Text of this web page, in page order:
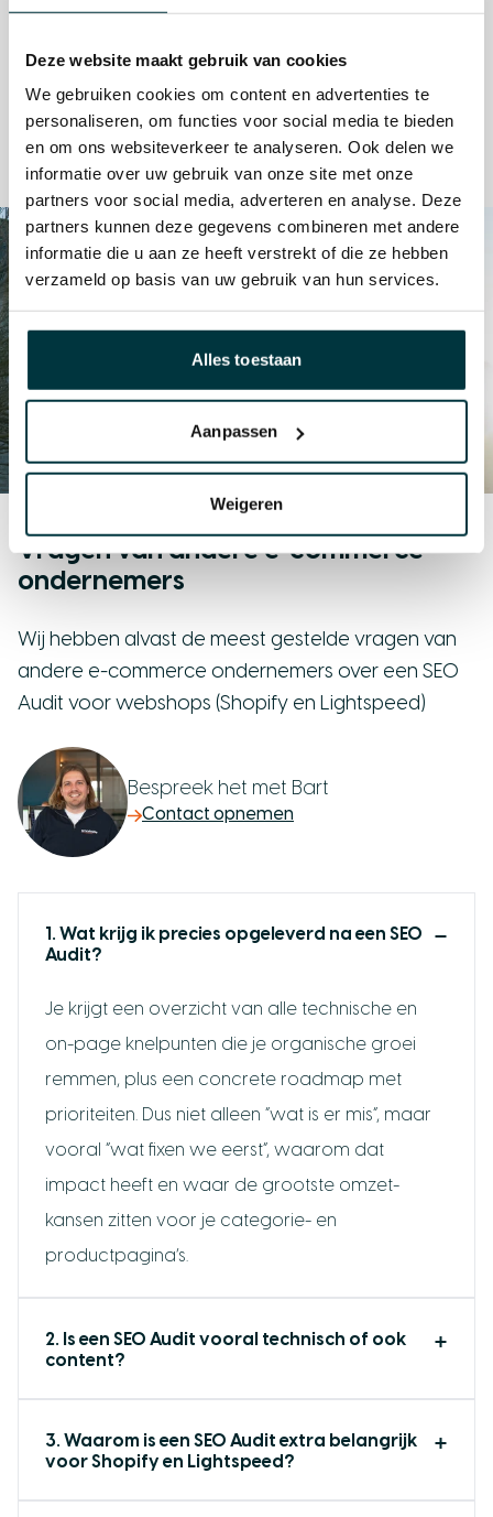
Deze website maakt gebruik van cookies
We gebruiken cookies om content en advertenties te
personaliseren, om functies voor social media te bieden
en om ons websiteverkeer te analyseren. Ook delen we
informatie over uw gebruik van onze site met onze
partners voor social media, adverteren en analyse. Deze
partners kunnen deze gegevens combineren met andere
informatie die u aan ze heeft verstrekt of die ze hebben
verzameld op basis van uw gebruik van hun services.
Alles toestaan
Aanpassen
Weigeren
+Geen vaag rapport: duidelijke acties, eigenaar, impact en
+Meetbaar vervolg: monitoring en plan om fixes te valideren in
rankings en omzet
Vragen van andere e-commerce
ondernemers
Wij hebben alvast de meest gestelde vragen van
andere e-commerce ondernemers over een SEO
Audit voor webshops (Shopify en Lightspeed)
Bespreek het met Bart
Contact opnemen
1. Wat krijg ik precies opgeleverd na een SEO
Audit?
Je krijgt een overzicht van alle technische en
on-page knelpunten die je organische groei
remmen, plus een concrete roadmap met
prioriteiten. Dus niet alleen “wat is er mis”, maar
vooral “wat fixen we eerst”, waarom dat
impact heeft en waar de grootste omzet-
kansen zitten voor je categorie- en
productpagina’s.
2. Is een SEO Audit vooral technisch of ook
content?
3. Waarom is een SEO Audit extra belangrijk
voor Shopify en Lightspeed?
Binnen 24 uur reactie